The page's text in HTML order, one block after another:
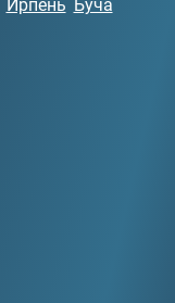
Ирпень Буча